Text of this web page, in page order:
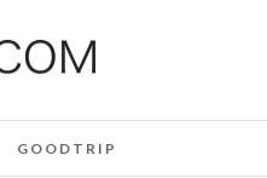
GOODTRIP